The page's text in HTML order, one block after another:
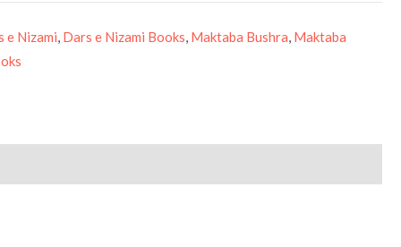
e Nizami Dars e Nizami Books Maktaba Bushra Maktaba